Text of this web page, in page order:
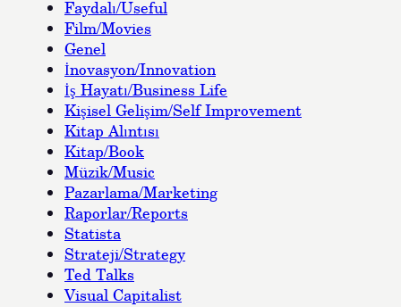
Faydalı/Useful
Film/Movies
Genel
İnovasyon/Innovation
İş Hayatı/Business Life
Kişisel Gelişim/Self Improvement
Kitap Alıntısı
Kitap/Book
Müzik/Music
Pazarlama/Marketing
Raporlar/Reports
Statista
Strateji/Strategy
Ted Talks
Visual Capitalist